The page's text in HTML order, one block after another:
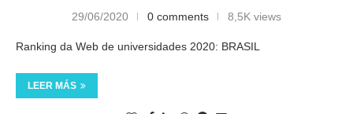
29/06/2020 0 comments 8,5K views
Ranking da Web de universidades 2020: BRASIL
LEER MÁS